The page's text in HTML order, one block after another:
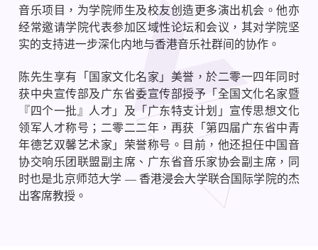
音乐项目，为学院师生及校友创造更多演出机会。他亦
经常邀请学院代表参加区域性论坛和会议，其对学院坚
实的支持进一步深化内地与香港音乐社群间的协作。
陈先生享有「国家文化名家」美誉，於二零一四年同时
获中央宣传部及广东省委宣传部授予「全国文化名家暨
『四个一批』人才」及「广东特支计划」宣传思想文化
领军人才称号；二零二二年，再获「第四届广东省中青
年德艺双馨艺术家」荣誉称号。目前，他还担任中国音
协交响乐团联盟副主席、广东省音乐家协会副主席，同
时也是北京师范大学 — 香港浸会大学联合国际学院的杰
出客席教授。